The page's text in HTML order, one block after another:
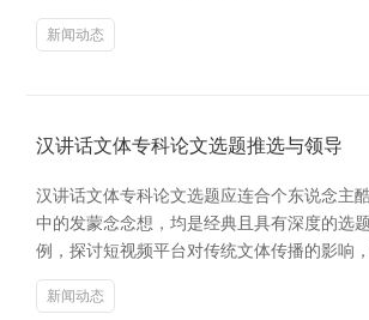
新闻动态
汉讲话文体专科论文选题推选与领导
汉讲话文体专科论文选题应连合个东说念主
中的发蒙念念想，均是经典且具有深度的选
例，探讨短视频平台对传统文体传播的影响
新闻动态